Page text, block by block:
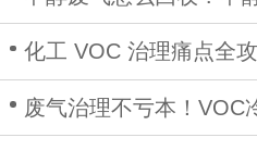
化工 VOC 治理痛点全攻克，冷
废气治理不亏本！VOC冷凝回收设